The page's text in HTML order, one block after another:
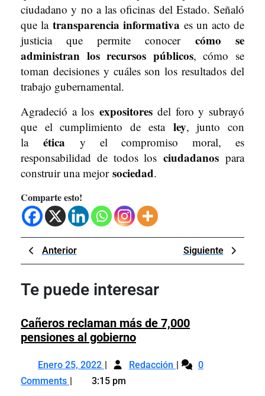
ciudadano y no a las oficinas del Estado. Señaló
que la transparencia informativa es un acto de
justicia que permite conocer cómo se
administran los recursos públicos, cómo se
toman decisiones y cuáles son los resultados del
trabajo gubernamental.
Agradeció a los expositoresdel foro y subrayó
que el cumplimiento de esta ley, junto con
la ética y el compromiso moral, es
responsabilidad de todos losciudadanos para
construir una mejor sociedad.
Comparte esto!
Navegación
de
entradas
AnteriorPrevious
Post
Siguiente
Post
Te puede interesar
Cañeros reclaman más de 7,000
pensiones al gobiernoCañeros
más
Enero 25, 2022 Enero
25,
2022
Redacción Cañeros
0
Comments
3:15 pm